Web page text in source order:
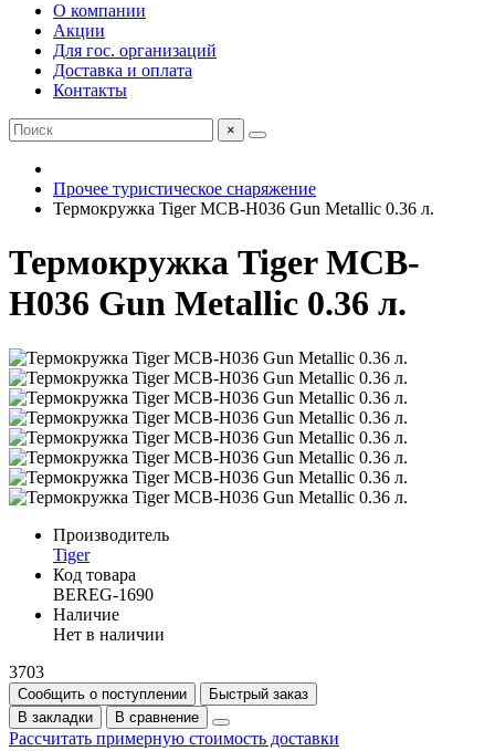
О компании
Акции
Для гос. организаций
Доставка и оплата
Контакты
×
Прочее туристическое снаряжение
Термокружка Tiger MCB-H036 Gun Metallic 0.36 л.
Термокружка Tiger MCB-
H036 Gun Metallic 0.36 л.
Производитель
Tiger
Код товара
BEREG-1690
Наличие
Нет в наличии
3703
Сообщить о поступлении
Быстрый заказ
В закладки
В сравнение
Рассчитать примерную стоимость доставки